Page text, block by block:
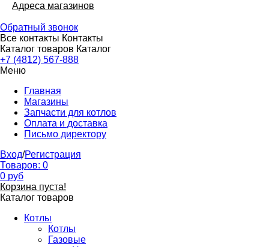
Адреса магазинов
Обратный звонок
Все контакты Контакты
Каталог товаров Каталог
+7 (4812) 567-888
Меню
Главная
Магазины
Запчасти для котлов
Оплата и доставка
Письмо директору
Вход/Регистрация
Товаров: 0
0 руб
Корзина пуста!
Каталог товаров
Котлы
Котлы
Газовые